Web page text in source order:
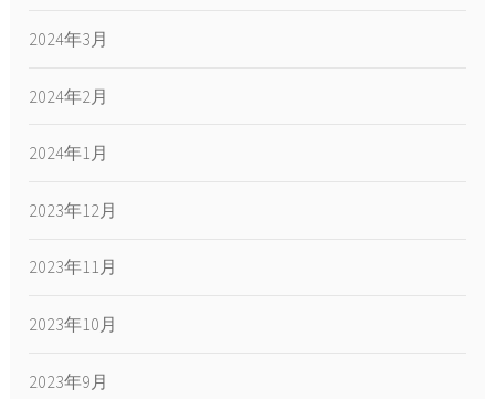
2024年3月
2024年2月
2024年1月
2023年12月
2023年11月
2023年10月
2023年9月